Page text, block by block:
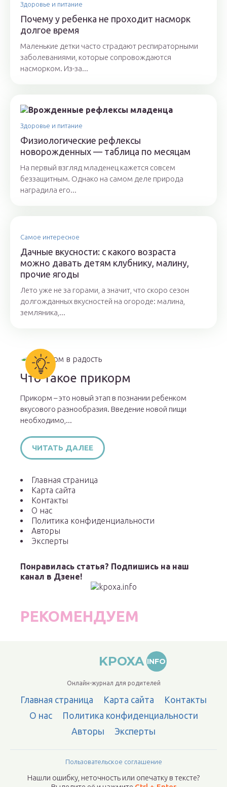
Здоровье и питание
Почему у ребенка не проходит насморк
долгое время
Маленькие детки часто страдают респираторными
заболеваниями, которые сопровождаются
насморком. Из-за...
Здоровье и питание
Физиологические рефлексы
новорожденных — таблица по месяцам
На первый взгляд младенец кажется совсем
беззащитным. Однако на самом деле природа
наградила его...
Самое интересное
Дачные вкусности: с какого возраста
можно давать детям клубнику, малину,
прочие ягоды
Лето уже не за горами, а значит, что скоро сезон
долгожданных вкусностей на огороде: малина,
земляника,...
Что такое прикорм
Прикорм – это новый этап в познании ребенком
вкусового разнообразия. Введение новой пищи
необходимо,...
ЧИТАТЬ ДАЛЕЕ
Главная страница
Карта сайта
Контакты
О нас
Политика конфиденциальности
Авторы
Эксперты
Понравилась статья? Подпишись на наш
канал в Дзене!
РЕКОМЕНДУЕМ
KPOXA INFO
Онлайн-журнал для родителей
Главная страница Карта сайта
Контакты
О нас
Политика конфиденциальности
Авторы
Эксперты
Пользовательское соглашение
Нашли ошибку, неточность или опечатку в тексте?